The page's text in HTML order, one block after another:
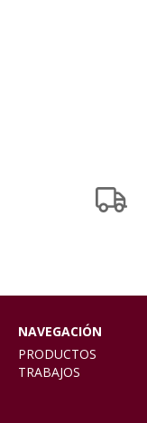
NAVEGACIÓN
PRODUCTOS
TRABAJOS